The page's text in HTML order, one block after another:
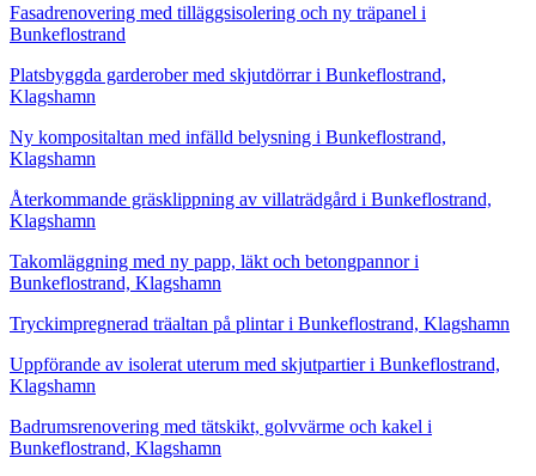
Fasadrenovering med tilläggsisolering och ny träpanel i
Bunkeflostrand
Platsbyggda garderober med skjutdörrar i Bunkeflostrand,
Klagshamn
Ny kompositaltan med infälld belysning i Bunkeflostrand,
Klagshamn
Återkommande gräsklippning av villaträdgård i Bunkeflostrand,
Klagshamn
Takomläggning med ny papp, läkt och betongpannor i
Bunkeflostrand, Klagshamn
Tryckimpregnerad träaltan på plintar i Bunkeflostrand, Klagshamn
Uppförande av isolerat uterum med skjutpartier i Bunkeflostrand,
Klagshamn
Badrumsrenovering med tätskikt, golvvärme och kakel i
Bunkeflostrand, Klagshamn